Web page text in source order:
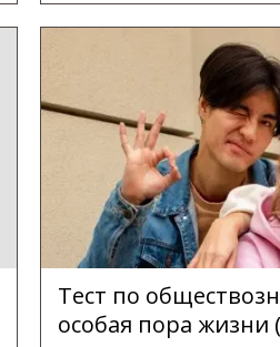
Тест по
особая пора жизни